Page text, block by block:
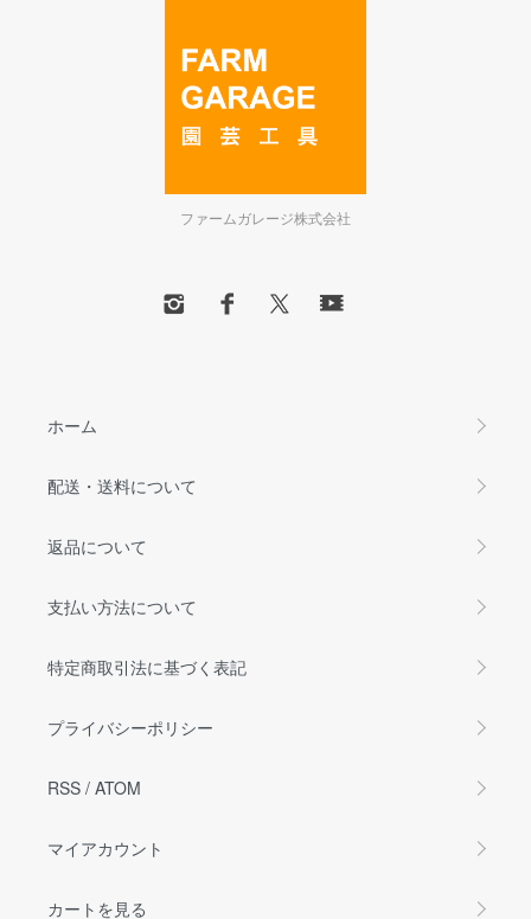
ファームガレージ株式会社
ホーム
配送・送料について
返品について
支払い方法について
特定商取引法に基づく表記
プライバシーポリシー
RSS / ATOM
マイアカウント
カートを見る